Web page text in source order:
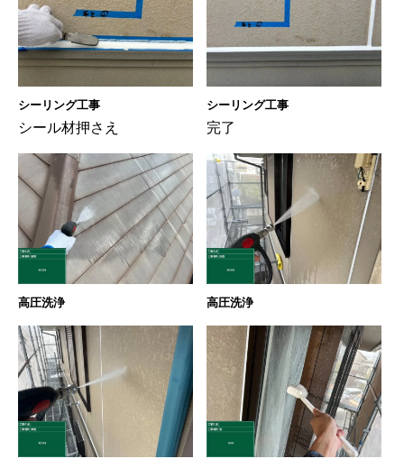
ホーム
初めての方へ
会社案内
シーリング工事
シール材押さえ
シーリング工事
完了
高圧洗浄 高圧洗浄